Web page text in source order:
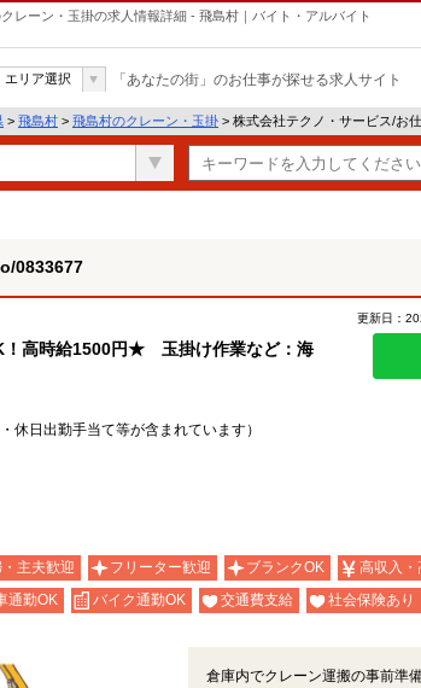
レーン・玉掛の求人情報詳細 - 飛島村｜バイト・アルバイト
エリア選択 「あなたの街」のお仕事が探せる求人サイト
> 飛島村 > 飛島村のクレーン・玉掛 > 株式会社テクノ・サービス/お
0833677
！高時給1500円★ 玉掛け作業など：海
更新日：
休日出勤手当て等が含まれています）
・主夫歓迎 フリーター歓迎 ブランクOK 高収入・
通勤OK バイク通勤OK 交通費支給 社会保険あり
倉庫内でクレーン運搬の事前準